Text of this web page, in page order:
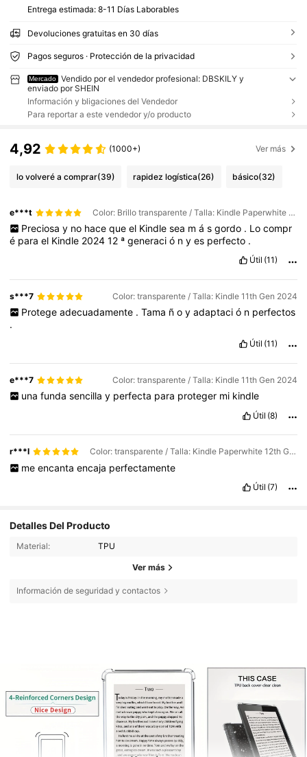
Entrega estimada: 8-11 Días Laborables
Devoluciones gratuitas en 30 días
Pagos seguros · Protección de la privacidad
Mercado
Vendido por el vendedor profesional: DBSKILY y
enviado por SHEIN
Información y bligaciones del Vendedor
Para reportar a este vendedor y/o producto
4,92 (1000+) Ver más
lo volveré a comprar(39) rapidez logística(26) básico(32)
e***t Color: Brillo transparente / Talla: Kindle Paperwhite 12th Gen 2024
Preciosa y no hace que el Kindle sea m á s gordo . Lo compr
é parael Kindle 202412 ªgeneració nyes perfecto .
Útil (11)
s***7 Color: transparente / Talla: Kindle 11th Gen 2024
Protege adecuadamente . Tama ñ o y adaptaci ó n perfectos
.
Útil (11)
e***7 Color: transparente / Talla: Kindle 11th Gen 2024
una funda sencilla y perfecta para proteger mi kindle
Útil (8)
r***l Color: transparente / Talla: Kindle Paperwhite 12th Gen 2024
me encanta encaja perfectamente
Útil (7)
Detalles Del Producto
Material: TPU
Ver más
Información de seguridad y contactos